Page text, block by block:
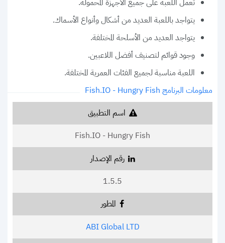
يتواجد باللعبة العديد من أشكال وأنواع الأسماك.
يتواجد العديد من الأسلحة المختلفة.
وجود قوائم لتصنيف أفضل اللاعبين.
اللعبة مناسبة لجميع الفئات العمرية المختلفة.
معلومات البرنامج Fish.IO - Hungry Fish
اسم التطبيق
Fish.IO - Hungry Fish
رقم الإصدار
1.5.5
المطور
ABI Global LTD